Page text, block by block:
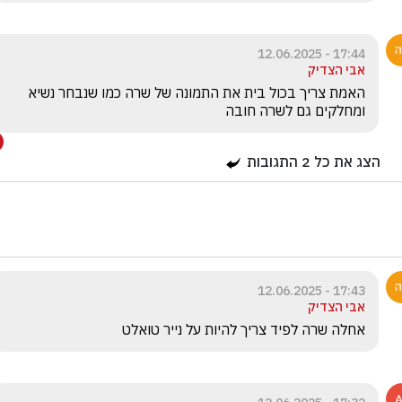
17:44 - 12.06.2025
אבי הצדיק
ומחלקים גם לשרה חובה
הצג את כל 2 התגובות
17:43 - 12.06.2025
אבי הצדיק
אחלה שרה לפיד צריך להיות על נייר טואלט